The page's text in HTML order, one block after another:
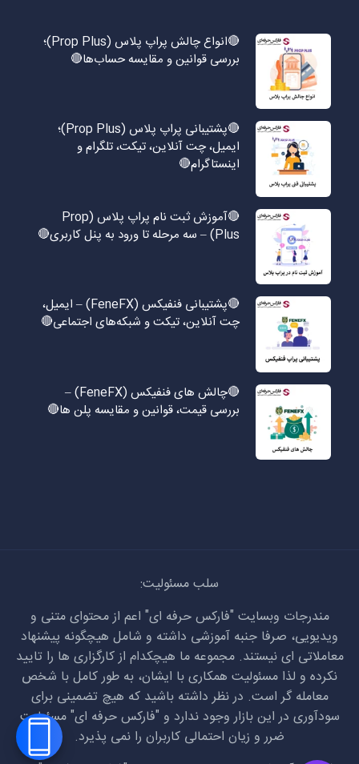
🔴انواع چالش پراپ پلاس (Prop Plus)؛
بررسی قوانین و مقایسه حساب‌ها🔴
🔴پشتیبانی پراپ پلاس (Prop Plus)؛
ایمیل، چت آنلاین، تیکت، تلگرام و
اینستاگرام🔴
🔴آموزش ثبت نام پراپ پلاس (Prop
Plus) – سه مرحله تا ورود به پنل کاربری🔴
🔴پشتیبانی فنفیکس (FeneFX) – ایمیل،
چت آنلاین، تیکت و شبکه‌های اجتماعی🔴
🔴چالش های فنفیکس (FeneFX) –
بررسی قیمت، قوانین و مقایسه پلن ها🔴
سلب مسئولیت:
مندرجات وبسایت "فارکس حرفه ای" اعم از محتوای متنی و
ویدیویی، صرفا جنبه آموزشی داشته و شامل هیچگونه پیشنهاد
معاملاتی ای نیستند. مجموعه ما هیچکدام از کارگزاری ها را تایید
نکرده و لذا مسئولیت همکاری با ایشان، به طور کامل با شخص
معامله گر است. در نظر داشته باشید که هیچ تضمینی برای
سودآوری در این بازار وجود ندارد و "فارکس حرفه ای" مسئولیت
ضرر و زیان احتمالی کاربران را نمی پذیرد.